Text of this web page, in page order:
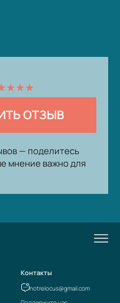
★★★
ОТЗЫВ
— поделитесь
мнение важно для
Контакты
notrelocus@gmail.com